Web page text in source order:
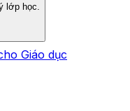
lớp học.
Giáo dục